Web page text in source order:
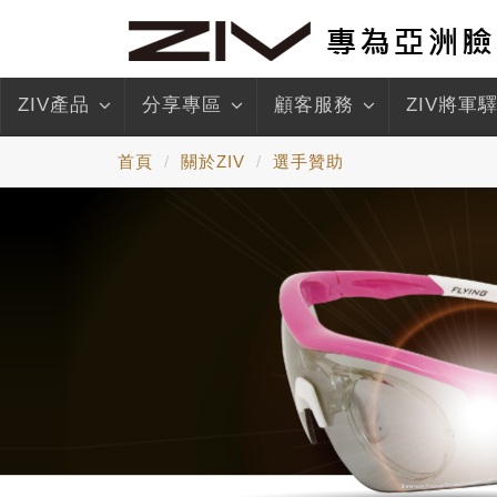
ZIV產品 分享專區 顧客服務 ZIV將軍
首頁 關於ZIV 選手贊助